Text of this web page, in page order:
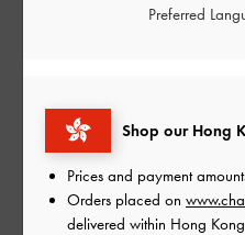
Shop our Hong
Prices and payment
Orders placed on
delivered within Hong
Preferred